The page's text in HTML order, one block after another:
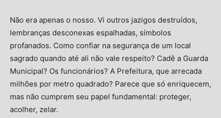
Não era apenas o nosso. Vi outros jazigos destruídos,
lembranças desconexas espalhadas, símbolos
profanados. Como confiar na segurança de um local
sagrado quando até ali não vale respeito? Cadê a Guarda
Municipal? Os funcionários? A Prefeitura, que arrecada
milhões por metro quadrado? Parece que só enriquecem,
mas não cumprem seu papel fundamental: proteger,
acolher, zelar.